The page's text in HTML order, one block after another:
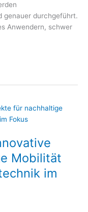
genauer durchgeführt.
Anwendern, schwer
Mobilität
im